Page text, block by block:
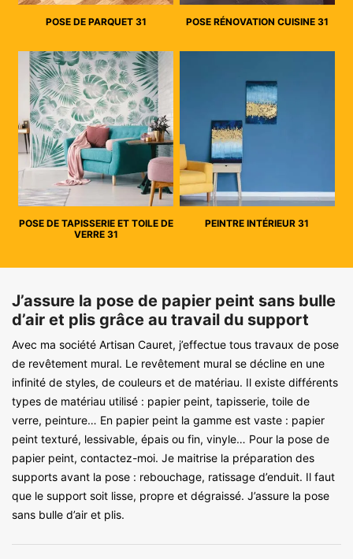
POSE DE PARQUET 31 POSE RÉNOVATION CUISINE 31
POSE DE TAPISSERIE ET TOILE DE
VERRE 31
PEINTRE INTÉRIEUR 31
J’assure la pose de papier peint sans bulle
d’air et plis grâce au travail du support
Avec ma société Artisan Cauret, j’effectue tous travaux de pose
de revêtement mural. Le revêtement mural se décline en une
infinité de styles, de couleurs et de matériau. Il existe différents
types de matériau utilisé : papier peint, tapisserie, toile de
verre, peinture… En papier peint la gamme est vaste : papier
peint texturé, lessivable, épais ou fin, vinyle… Pour la pose de
papier peint, contactez-moi. Je maitrise la préparation des
supports avant la pose : rebouchage, ratissage d’enduit. Il faut
que le support soit lisse, propre et dégraissé. J’assure la pose
sans bulle d’air et plis.